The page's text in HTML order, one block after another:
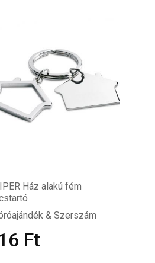
Ház alakú fém
& Szerszám
Ft